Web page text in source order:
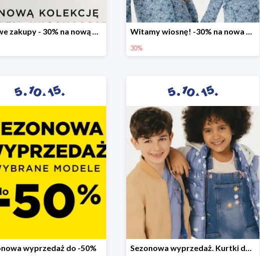
Stylowe zakupy - 30% na nową kolekcję Witamy wiosnę! -30% na nowa kolekcję
30%
wyprzedaż do -50% Sezonowa wyprzedaż. Kurtki do -50%